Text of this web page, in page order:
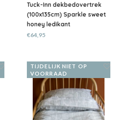
Tuck-Inn dekbedovertrek
(100x135cm) Sparkle sweet
honey ledikant
€64,95
TIJDELIJK NIET OP
VOORRAAD